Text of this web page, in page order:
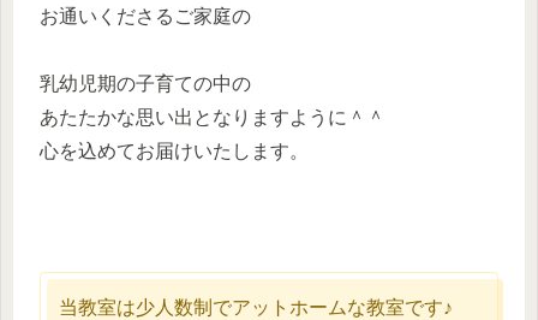
お通いくださるご家庭の
乳幼児期の子育ての中の
あたたかな思い出となりますように＾＾
心を込めてお届けいたします。
当教室は少人数制でアットホームな教室です♪